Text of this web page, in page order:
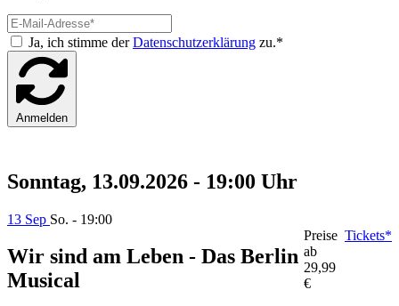
Ja, ich stimme derDatenschutzerklärung zu.*
Anmelden
Sonntag, 13.09.2026 - 19:00 Uhr
13 Sep So. - 19:00
Wir sind am Leben - Das Berlin
Musical
Preise
ab
29,99
€
Tickets*